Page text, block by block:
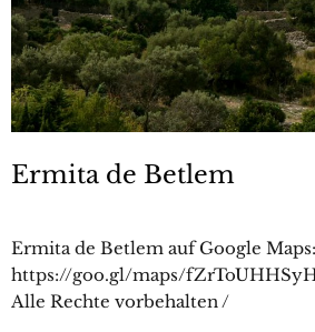
Ermita de Betlem
Ermita de Betlem auf Google Maps:
https://goo.gl/maps/
Alle Rechte vorbehalten /